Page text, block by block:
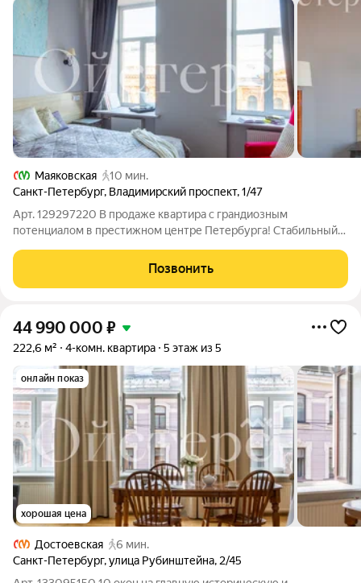
Маяковская
10 мин.
Санкт-Петербург, Владимирский проспект,1/47
Арт. 129297220 В продаже квартира с грандиозным
потенциалом в престижном центре Петербурга! Стабильный
северную Венецию, что выберете вы? Под любой из этих
вариантов использования квартира подходит
Позвонить
44 990 000 ₽
222,6 м² 4-комн. квартира 5 этаж из 5
онлайн показ
хорошая цена
Достоевская
6 мин.
Санкт-Петербург,улица Рубинштейна, 2/45